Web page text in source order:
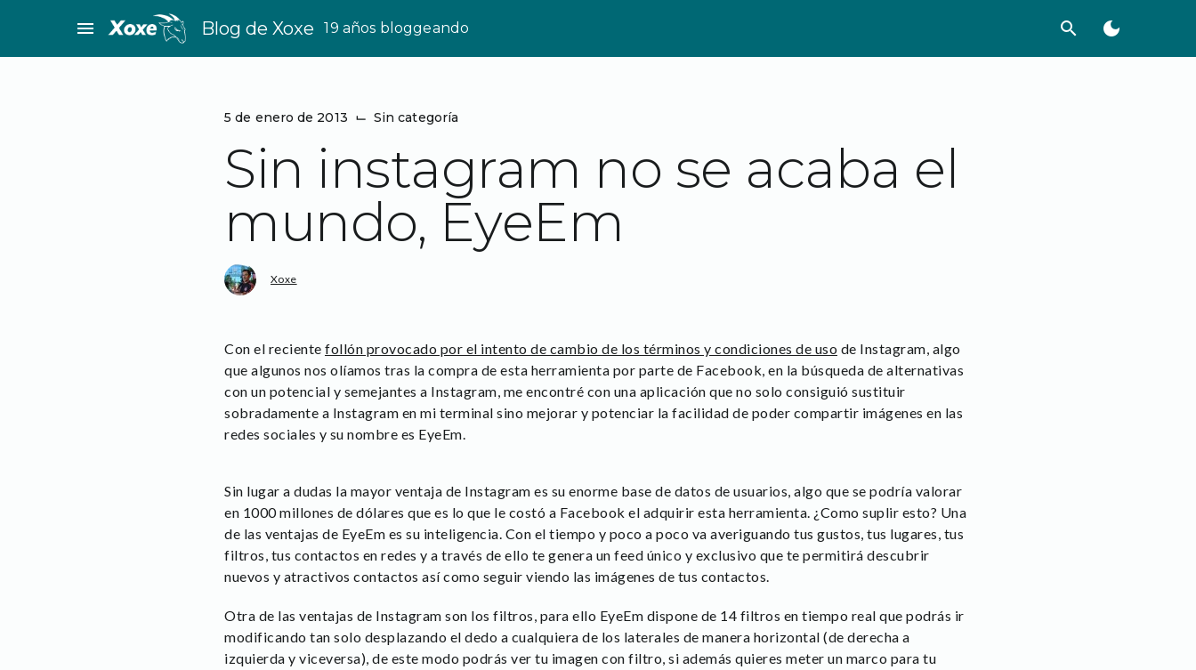
menu Blog de Xoxe 19 años bloggeando search dark_mode
5 de enero de 2013 ⌙ Sin categoría
Sin instagram no se acaba el
mundo, EyeEm
Xoxe
Con el reciente follón provocado por el intento de cambio de los términos y condiciones de uso de Instagram, algo
que algunos nos olíamos tras la compra de esta herramienta por parte de Facebook, en la búsqueda de alternativas
con un potencial y semejantes a Instagram, me encontré con una aplicación que no solo consiguió sustituir
sobradamente a Instagram en mi terminal sino mejorar y potenciar la facilidad de poder compartir imágenes en las
redes sociales y su nombre es EyeEm.
Sin lugar a dudas la mayor ventaja de Instagram es su enorme base de datos de usuarios, algo que se podría valorar
en 1000 millones de dólares que es lo que le costó a Facebook el adquirir esta herramienta. ¿Como suplir esto? Una
de las ventajas de EyeEm es su inteligencia. Con el tiempo y poco a poco va averiguando tus gustos, tus lugares, tus
filtros, tus contactos en redes y a través de ello te genera un feed único y exclusivo que te permitirá descubrir
nuevos y atractivos contactos así como seguir viendo las imágenes de tus contactos.
Otra de las ventajas de Instagram son los filtros, para ello EyeEm dispone de 14 filtros en tiempo real que podrás ir
modificando tan solo desplazando el dedo a cualquiera de los laterales de manera horizontal (de derecha a
izquierda y viceversa), de este modo podrás ver tu imagen con filtro, si además quieres meter un marco para tu